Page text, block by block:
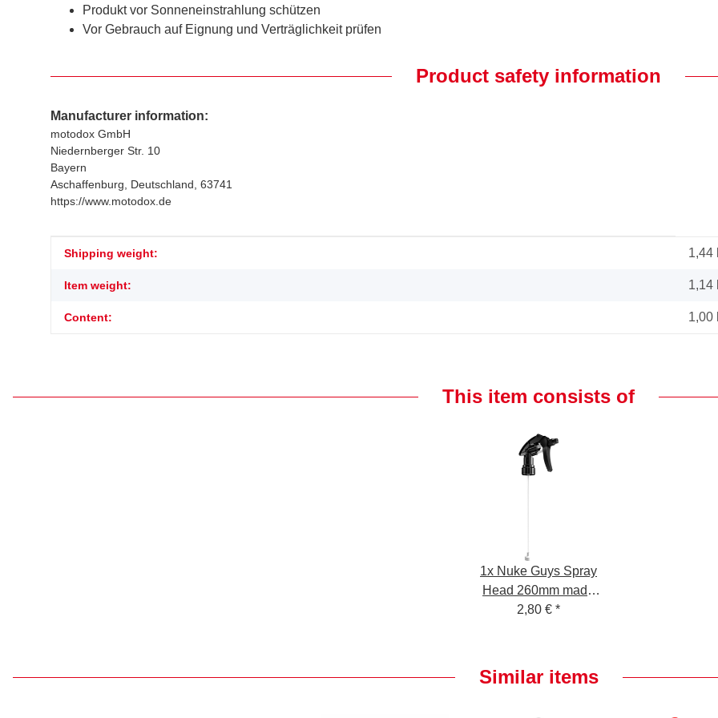
Produkt vor Sonneneinstrahlung schützen
Vor Gebrauch auf Eignung und Verträglichkeit prüfen
Product safety information
Manufacturer information:
motodox GmbH
Niedernberger Str. 10
Bayern
Aschaffenburg, Deutschland, 63741
https://www.motodox.de
Item information
Value
Shipping weight: 1,44
Item weight: 1,14
Content: 1,00 l
This item consists of
1x Nuke Guys Spray
Head 260mm made
by Canyon
2,80 € *
Similar items